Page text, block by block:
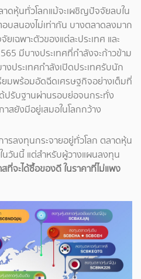
าดหุ้นทั่วโลกแม้จะเผชิญปัจจัยลบใน
บสนองไม่เท่ากัน บางตลาดลงมาก
เฉพาะตัวของแต่ละประเทศ และ
มีบางประเทศที่กำลังจะก้าวข้าม
ประเทศกำลังเปิดประเทศรับนัก
ยมพร้อมอัดฉีดเศรษฐกิจอย่างเต็มที่
ปรับฐานผ่านรอบย่อจนกระทั่ง
สยังมีอยู่เสมอในโลกกว้าง
รลงทุนกระจายอยู่ทั่วโลก ตลาดหุ้น
วันนี้ แต่สำหรับผู้วางแผนลงทุน
สที่จะได้ซื้อของดี ในราคาที่ไม่แพง